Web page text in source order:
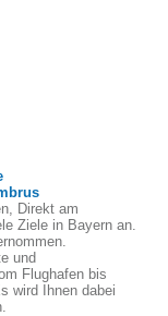
Direkt am
Ziele in Bayern an.
und
Flughafen bis
wird Ihnen dabei